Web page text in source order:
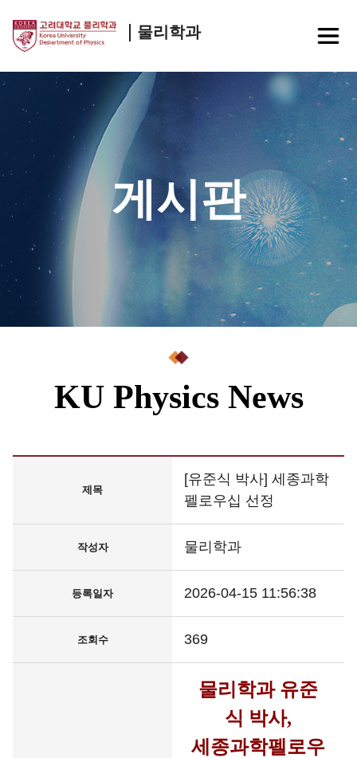
물리학과
게시판
KU Physics News
제목
[유준식 박사] 세종과학
펠로우십 선정
작성자 물리학과
등록일자 2026-04-15 11:56:38
조회수 369
물리학과 유준
식 박사,
세종과학펠로우